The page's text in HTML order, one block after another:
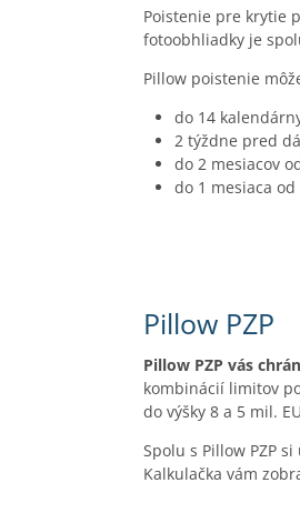
Poistenie pre krytie
fotoobhliadky je
Pillow poistenie
do 14
2 týždne pred
do 2 mesiacov
do 1 mesiaca
Pillow PZP
Pillow PZP vás
kombinácií limitov
do výšky 8 a 5 mil.
Spolu s Pillow PZP
Kalkulačka vám